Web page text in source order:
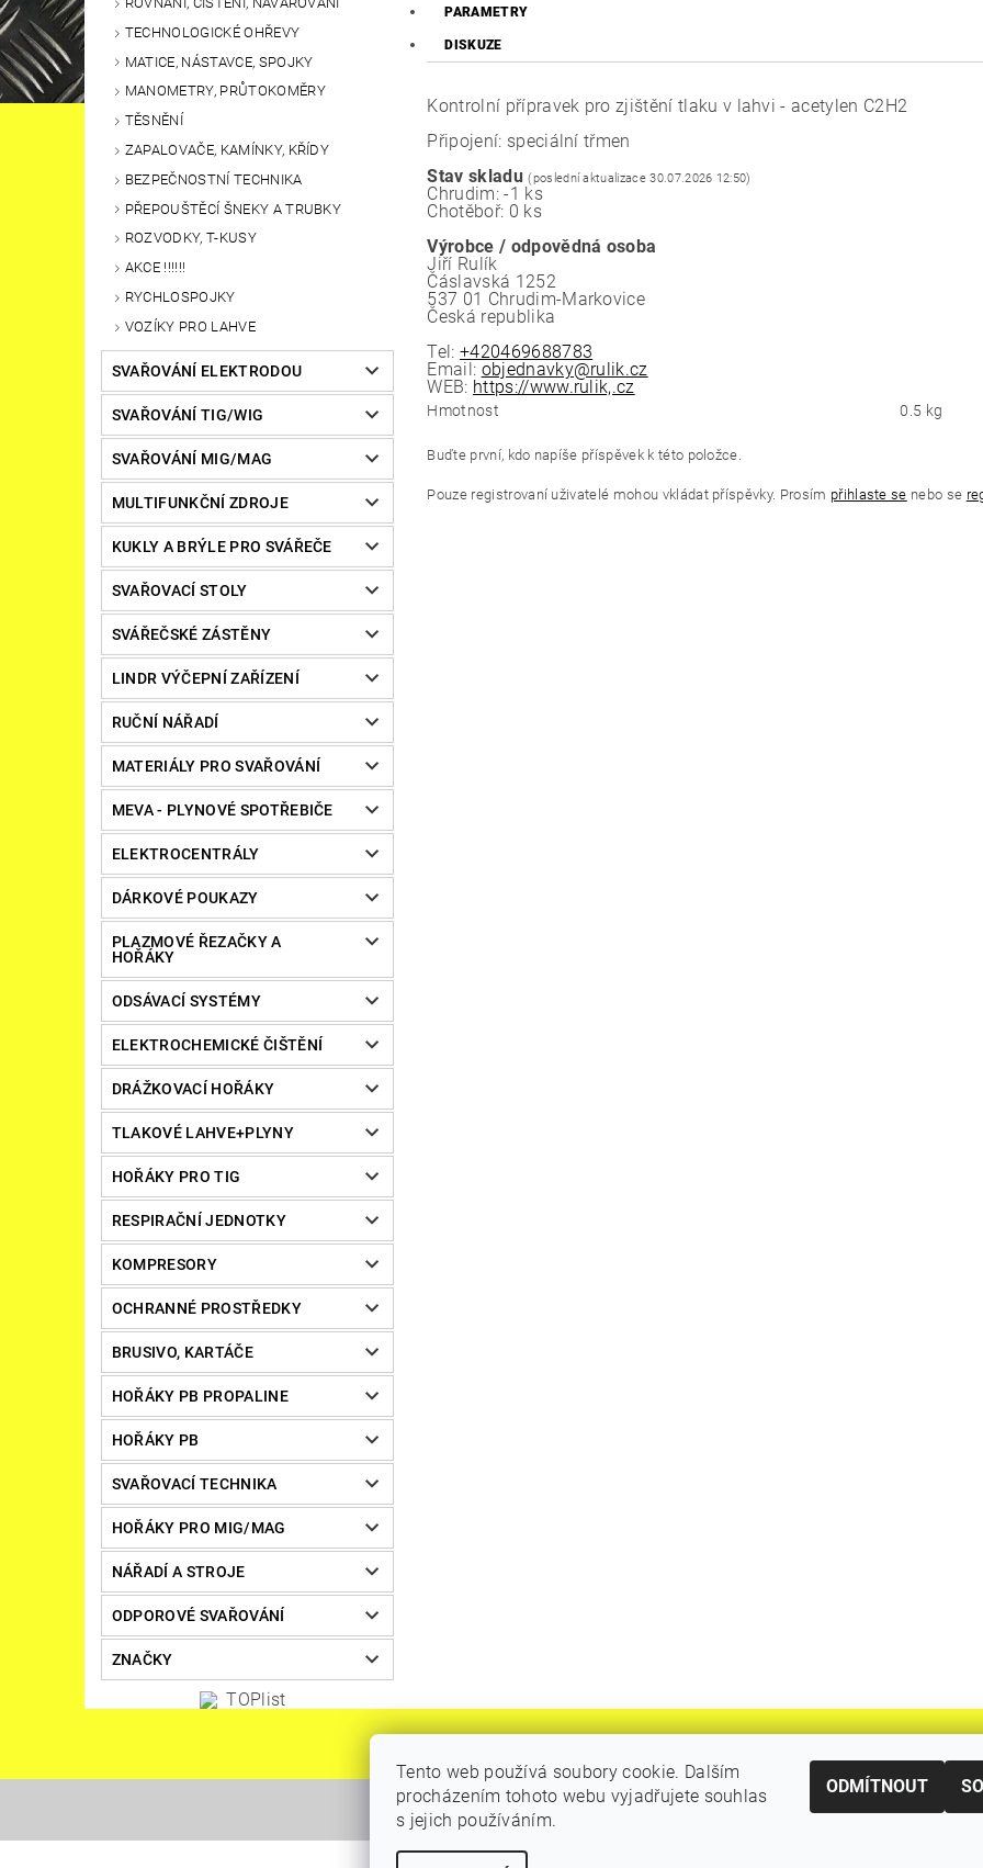
TECHNOLOGICKÉ OHŘEVY
MATICE, NÁSTAVCE, SPOJKY
MANOMETRY, PRŮTOKOMĚRY
TĚSNĚNÍ
ZAPALOVAČE, KAMÍNKY, KŘÍDY
BEZPEČNOSTNÍ TECHNIKA
PŘEPOUŠTĚCÍ ŠNEKY A TRUBKY
ROZVODKY, T-KUSY
AKCE !!!!!!
RYCHLOSPOJKY
VOZÍKY PRO LAHVE
SVAŘOVÁNÍ ELEKTRODOU
SVAŘOVÁNÍ TIG/WIG
SVAŘOVÁNÍ MIG/MAG
MULTIFUNKČNÍ ZDROJE
KUKLY A BRÝLE PRO SVÁŘEČE
SVAŘOVACÍ STOLY
SVÁŘEČSKÉ ZÁSTĚNY
LINDR VÝČEPNÍ ZAŘÍZENÍ
RUČNÍ NÁŘADÍ
MATERIÁLY PRO SVAŘOVÁNÍ
MEVA - PLYNOVÉ SPOTŘEBIČE
ELEKTROCENTRÁLY
DÁRKOVÉ POUKAZY
PLAZMOVÉ ŘEZAČKY A
HOŘÁKY
ODSÁVACÍ SYSTÉMY
ELEKTROCHEMICKÉ ČIŠTĚNÍ
DRÁŽKOVACÍ HOŘÁKY
TLAKOVÉ LAHVE+PLYNY
HOŘÁKY PRO TIG
RESPIRAČNÍ JEDNOTKY
KOMPRESORY
OCHRANNÉ PROSTŘEDKY
BRUSIVO, KARTÁČE
HOŘÁKY PB PROPALINE
HOŘÁKY PB
SVAŘOVACÍ TECHNIKA
HOŘÁKY PRO MIG/MAG
NÁŘADÍ A STROJE
ODPOROVÉ SVAŘOVÁNÍ
ZNAČKY
PARAMETRY
DISKUZE
Kontrolní přípravek pro zjištění tlaku v lahvi - acetylen C2H2
Připojení: speciální třmen
Stav skladu (poslední aktualizace 30.07.2026 12:50)
Chrudim: -1 ks
Chotěboř: 0 ks
Výrobce / odpovědná osoba
Jiří Rulík
Čáslavská 1252
537 01 Chrudim-Markovice
Česká republika
Tel:+420469688783
Email: objednavky@rulik.cz
WEB: https://www.rulik,.cz
Hmotnost 0.5 kg
Buďte první, kdo napíše příspěvek k této položce.
Pouze registrovaní uživatelé mohou vkládat příspěvky. Prosím přihlaste se nebo se
Původní eshop rulik.cz
Tento web používá soubory cookie. Dalším
procházením tohoto webu vyjadřujete souhlas
s jejich používáním.
ODMÍTNOUT